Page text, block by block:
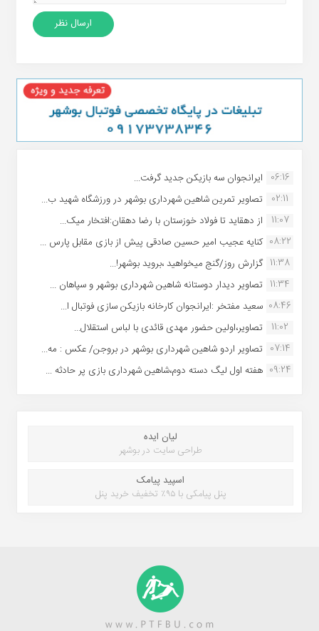
06:16 ایرانجوان سه بازیکن جدید گرفت...
02:11
تصاویر تمرین شاهین شهردارى بوشهر در ورزشگاه شهید ب...
11:07
از دهقاید تا فولاد خوزستان با رضا دهقان:افتخار میک...
08:22 کنایه عجیب امیر حسین صادقی پیش از بازی مقابل پارس ...
11:38 گزارش روز/گنج میخواهید ،بروید بوشهر!...
11:34 تصاویر دیدار دوستانه شاهین شهردارى بوشهر و سپاهان ...
08:46 سعید مفتخر :ایرانجوان کارخانه بازیکن سازی فوتبال ا...
11:02
تصاویر،اولین حضور مهدی قائدی با لباس استقلال...
07:14 تصاویر اردو شاهین شهرداری بوشهر در بروجن/ عکس : مه...
09:24 هفته اول لیگ دسته دوم،شاهین شهرداری بازی پر حادثه ...
لیان ایده
طراحی سایت در بوشهر
اسپید پیامک
پنل پیامکی با ۹۵٪ تخفیف خرید پنل